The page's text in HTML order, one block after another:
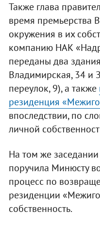
Также глава
время премьерства
окружения в их
компанию НАК
переданы два
Владимирская, 34 и
переулок, 9), а также
резиденция
впоследствии, по
личной
На том же
поручила Минюсту
процесс по
резиденции
собственность.